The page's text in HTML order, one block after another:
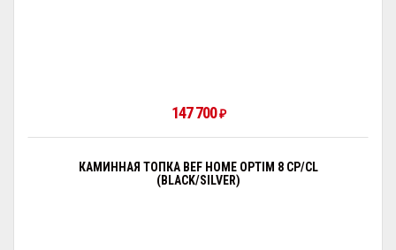
147 700₽
КАМИННАЯ ТОПКА BEF HOME OPTIM 8 CP/CL
(BLACK/SILVER)